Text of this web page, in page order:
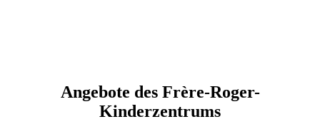
Angebote des Frère-Roger-
Kinderzentrums